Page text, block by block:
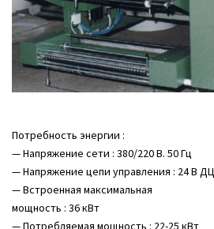
Потребность энергии :
— Напряжение сети : 380/220 В. 50 Гц
— Напряжение цепи управления : 24 В ДЦ
— Встроенная максимальная
мощность : 36 кВт
— Потребляемая мощность : 22-25 кВт